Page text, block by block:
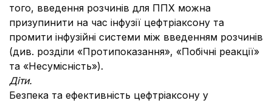
того, введення розчинів для ППХ можна
призупинити на час інфузії цефтріаксону та
промити інфузійні системи між введенням розчинів
(див. розділи «Протипоказання», «Побічні реакції»
та «Несумісність»).
Діти.
Безпека та ефективність цефтріаксону у